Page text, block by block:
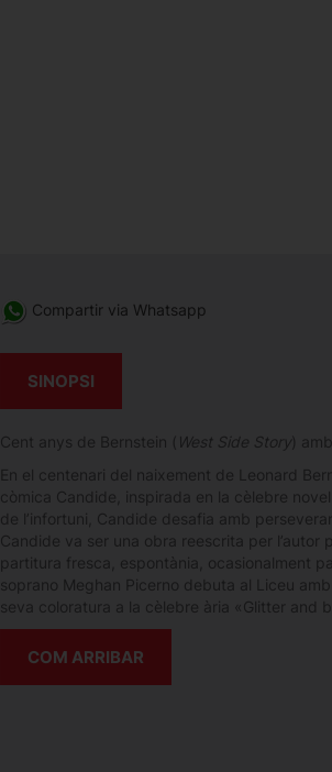
Compartir via Whatsapp
SINOPSI
Cent anys de Bernstein ( West Side Story )
En el centenari del naixement de Leonard
còmica Candide, inspirada en la cèlebre
de l’infortuni, Candide desafia amb
Candide va ser una obra reescrita per
partitura fresca, espontània, ocasionalment
soprano Meghan Picerno debuta al Liceu
seva coloratura a la cèlebre ària «Glitter and
COM ARRIBAR